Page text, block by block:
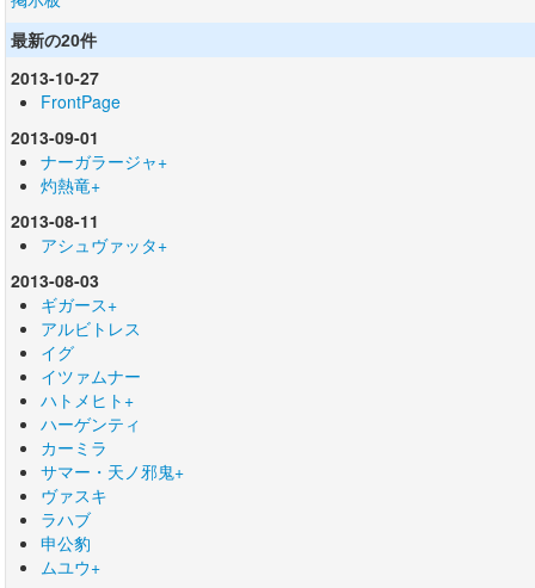
最新の20件
2013-10-27
FrontPage
2013-09-01
ナーガラージャ+
灼熱竜+
2013-08-11
アシュヴァッタ+
2013-08-03
ギガース+
アルビトレス
イグ
イツァムナー
ハトメヒト+
ハーゲンティ
カーミラ
サマー・天ノ邪鬼+
ヴァスキ
ラハブ
申公豹
ムユウ+